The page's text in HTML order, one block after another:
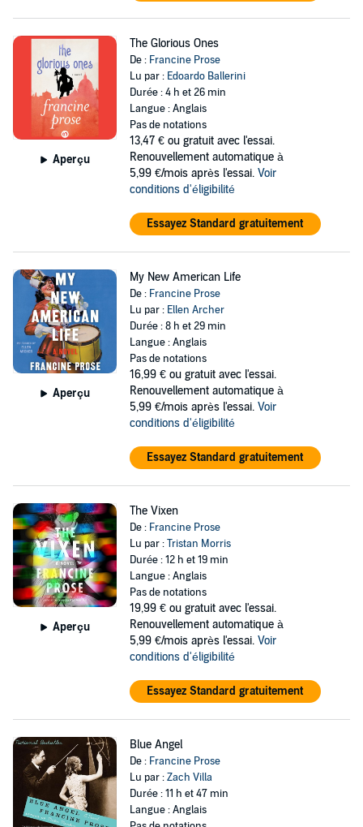
Aperçu
The Glorious Ones
De : Francine Prose
Lu par : Edoardo Ballerini
Durée : 4 h et 26 min
Langue : Anglais
Pas de notations
13,47 € ou gratuit avec l'essai.
Renouvellement automatique à
5,99 €/mois après l'essai. Voir
conditions d'éligibilité
Essayez Standard gratuitement
Aperçu
My New American Life
De : Francine Prose
Lu par : Ellen Archer
Durée : 8 h et 29 min
Langue : Anglais
Pas de notations
16,99 € ou gratuit avec l'essai.
Renouvellement automatique à
5,99 €/mois après l'essai. Voir
conditions d'éligibilité
Essayez Standard gratuitement
Aperçu
The Vixen
De : Francine Prose
Lu par :Tristan Morris
Durée : 12 h et 19 min
Langue : Anglais
Pas de notations
19,99 € ou gratuit avec l'essai.
Renouvellement automatique à
5,99 €/mois après l'essai. Voir
conditions d'éligibilité
Essayez Standard gratuitement
Blue Angel
De : Francine Prose
Lu par :Zach Villa
Durée : 11 h et 47 min
Langue : Anglais